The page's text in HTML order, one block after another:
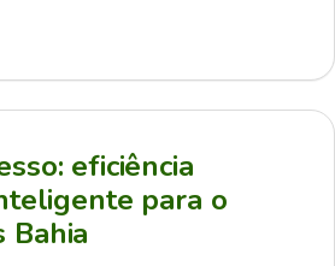
eficiência
para o
Bahia